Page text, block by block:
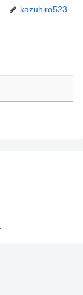
kazuhiro523